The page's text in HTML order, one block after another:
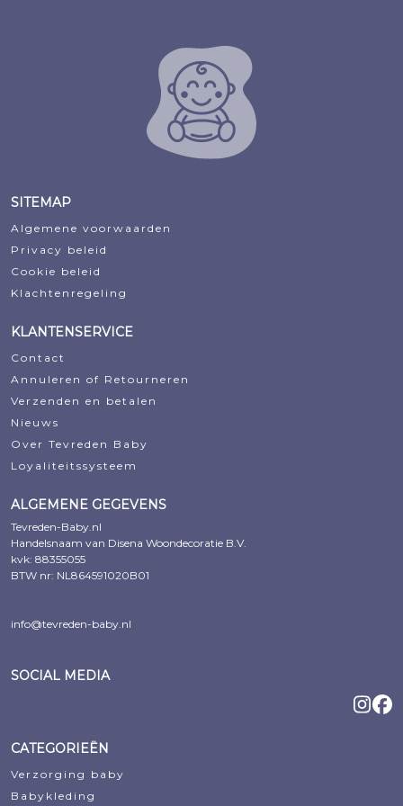
SITEMAP
Algemene voorwaarden
Privacy beleid
Cookie beleid
Klachtenregeling
KLANTENSERVICE
Contact
Annuleren of Retourneren
Verzenden en betalen
Nieuws
Over Tevreden Baby
Loyaliteitssysteem
ALGEMENE GEGEVENS
Tevreden-Baby.nl
Handelsnaam van Disena Woondecoratie B.V.
kvk: 88355055
BTW nr: NL864591020B01
info@tevreden-baby.nl
SOCIAL MEDIA
CATEGORIEËN
Verzorging baby
Babykleding